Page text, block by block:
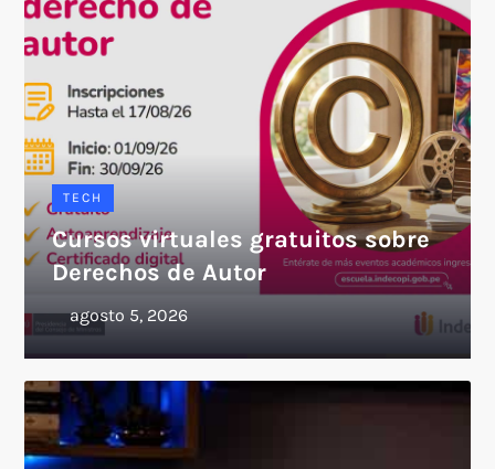
TECH
Cursos virtuales gratuitos sobre
Derechos de Autor